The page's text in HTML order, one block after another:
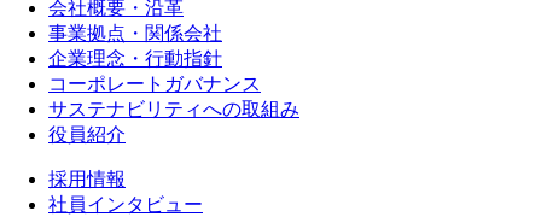
会社概要・沿革
事業拠点・関係会社
企業理念・行動指針
コーポレートガバナンス
サステナビリティへの取組み
役員紹介
採用情報
社員インタビュー